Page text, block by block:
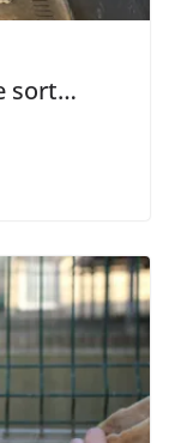
sort…